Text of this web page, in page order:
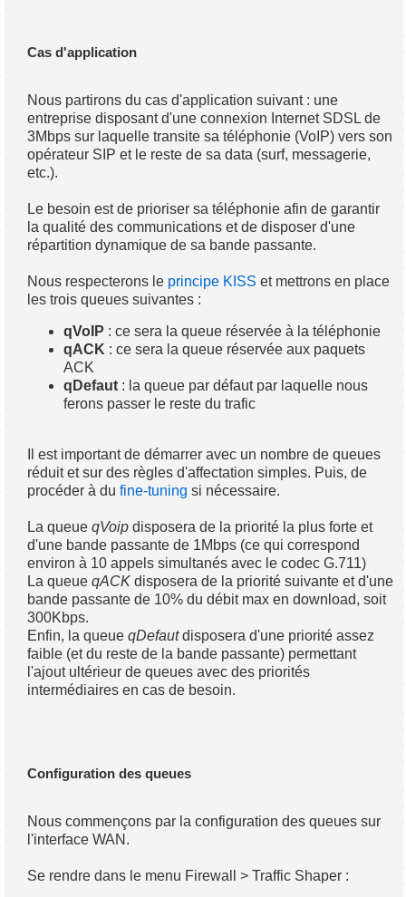
Cas d'application
Nous partirons du cas d'application suivant : une
entreprise disposant d'une connexion Internet SDSL de
3Mbps sur laquelle transite sa téléphonie (VoIP) vers son
opérateur SIP et le reste de sa data (surf, messagerie,
etc.).
Le besoin est de prioriser sa téléphonie afin de garantir
la qualité des communications et de disposer d'une
répartition dynamique de sa bande passante.
Nous respecterons le principe KISS et mettrons en place
les trois queues suivantes :
qVoIP : ce sera la queue réservée à la téléphonie
qACK : ce sera la queue réservée aux paquets
ACK
qDefaut : la queue par défaut par laquelle nous
ferons passer le reste du trafic
Il est important de démarrer avec un nombre de queues
réduit et sur des règles d'affectation simples. Puis, de
procéder à dufine-tuning si nécessaire.
La queueqVoip disposera de la priorité la plus forte et
d'une bande passante de 1Mbps (ce qui correspond
environ à 10 appels simultanés avec le codec G.711)
La queueqACK disposera de la priorité suivante et d'une
bande passante de 10% du débit max en download, soit
300Kbps.
Enfin, la queueqDefautdisposera d'une priorité assez
faible (et du reste de la bande passante) permettant
l'ajout ultérieur de queues avec des priorités
intermédiaires en cas de besoin.
Configuration des queues
Nous commençons par la configuration des queues sur
l'interface WAN.
Se rendre dans le menu Firewall > Traffic Shaper :